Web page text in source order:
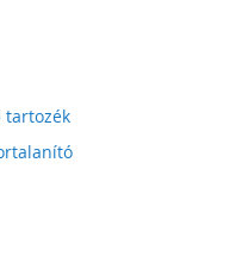
tartozék